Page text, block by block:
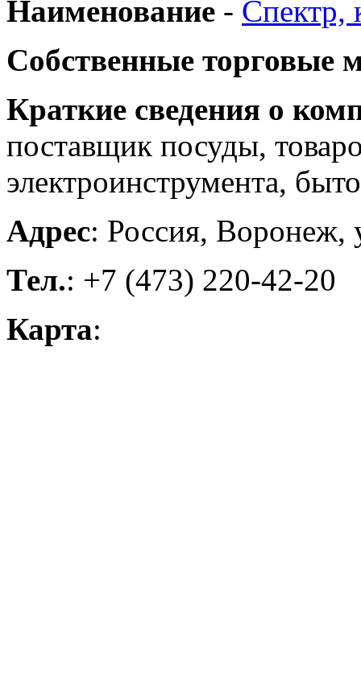
Наименование - Спектр,
Собственные торговые
Краткие сведения о
поставщик посуды,
электроинструмента,
Адрес: Россия, Воронеж,
Тел.: +7 (473) 220-42-20
Карта: